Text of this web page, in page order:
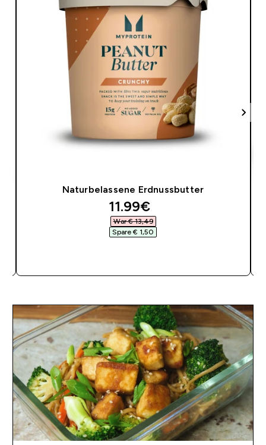
Naturbelassene Erdnussbutter
discounted price
11.99€‎
War € 13,49‎
Spare € 1,50‎